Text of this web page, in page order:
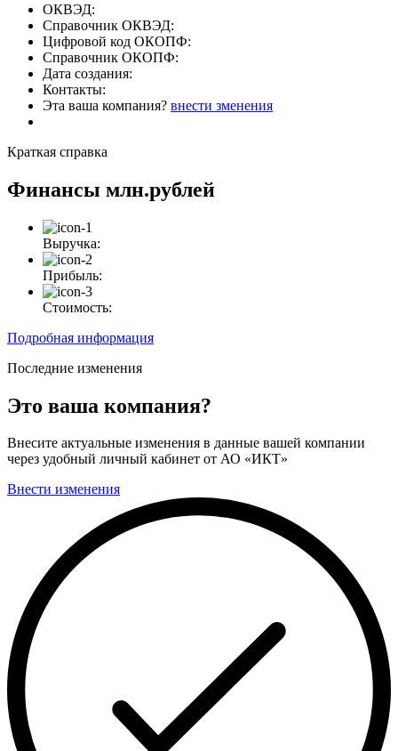
ОКВЭД:
Справочник ОКВЭД:
Цифровой код ОКОПФ:
Справочник ОКОПФ:
Дата создания:
Контакты:
Эта ваша компания? внести зменения
Краткая справка
Финансы млн.рублей
Выручка:
Прибыль:
Стоимость:
Подробная информация
Последние изменения
Это ваша компания?
Внесите актуальные изменения в данные вашей компании
через удобный личный кабинет от АО «ИКТ»
Внести изменения